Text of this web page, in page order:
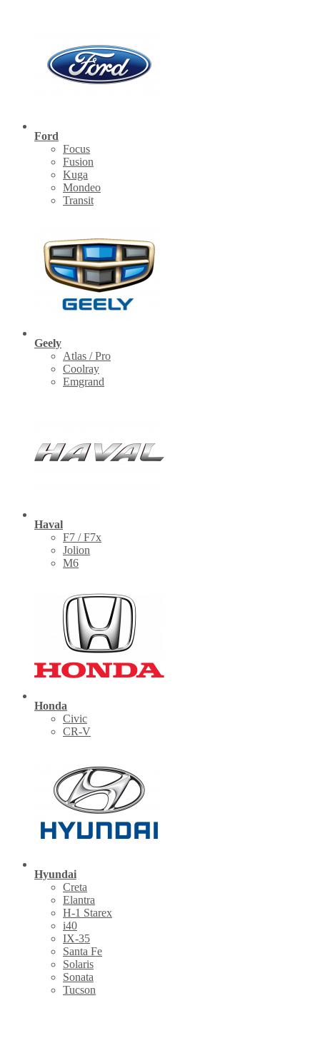
Ford
Focus
Fusion
Kuga
Mondeo
Transit
Geely
Atlas / Pro
Coolray
Emgrand
Haval
F7 / F7x
Jolion
M6
Honda
Civic
CR-V
Hyundai
Creta
Elantra
H-1 Starex
i40
IX-35
Santa Fe
Solaris
Sonata
Tucson